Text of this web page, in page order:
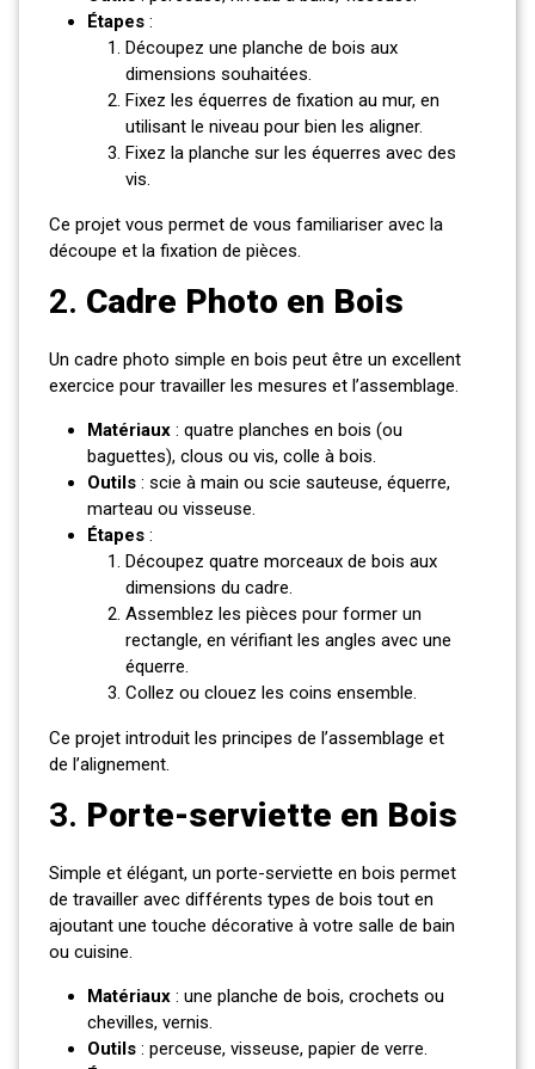
Étapes :
Découpez une planche de bois aux
dimensions souhaitées.
Fixez les équerres de fixation au mur, en
utilisant le niveau pour bien les aligner.
Fixez la planche sur les équerres avec des
vis.
Ce projet vous permet de vous familiariser avec la
découpe et la fixation de pièces.
2. Cadre Photo en Bois
Un cadre photo simple en bois peut être un excellent
exercice pour travailler les mesures et l’assemblage.
Matériaux : quatre planches en bois (ou
baguettes), clous ou vis, colle à bois.
Outils : scie à main ou scie sauteuse, équerre,
marteau ou visseuse.
Étapes :
Découpez quatre morceaux de bois aux
dimensions du cadre.
Assemblez les pièces pour former un
rectangle, en vérifiant les angles avec une
équerre.
Collez ou clouez les coins ensemble.
Ce projet introduit les principes de l’assemblage et
de l’alignement.
3. Porte-serviette en Bois
Simple et élégant, un porte-serviette en bois permet
de travailler avec différents types de bois tout en
ajoutant une touche décorative à votre salle de bain
ou cuisine.
Matériaux : une planche de bois, crochets ou
chevilles, vernis.
Outils : perceuse, visseuse, papier de verre.